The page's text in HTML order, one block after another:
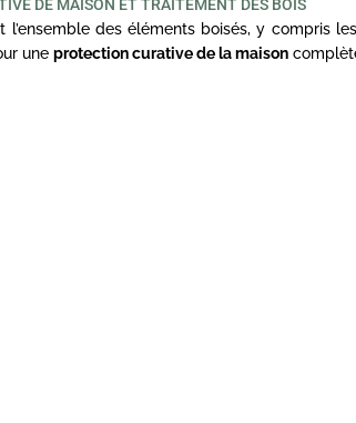
DE MAISON ET TRAITEMENT DES BOIS
l’ensemble des éléments boisés, y compris
une protection curative de la maison